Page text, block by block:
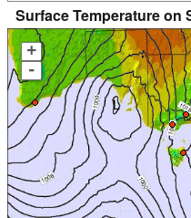
Surface Temperature on
+
-